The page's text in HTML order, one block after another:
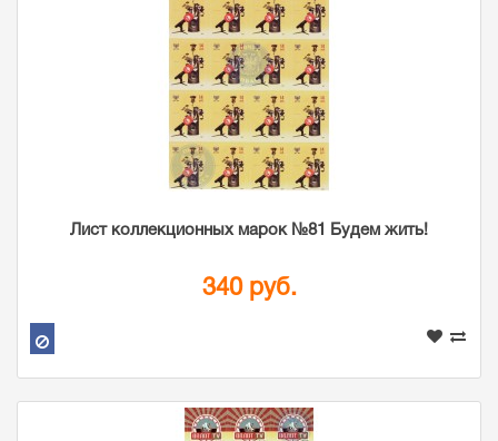
Лист коллекционных марок №81 Будем жить!
340 руб.